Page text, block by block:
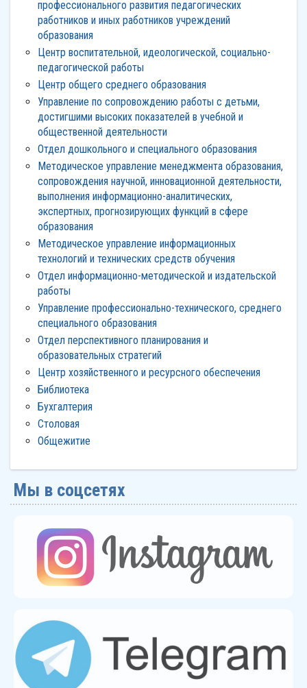
профессионального развития педагогических
работников и иных работников учреждений
образования
Центр воспитательной, идеологической, социально-
педагогической работы
Центр общего среднего образования
Управление по сопровождению работы с детьми,
достигшими высоких показателей в учебной и
общественной деятельности
Отдел дошкольного и специального образования
Методическое управление менеджмента образования,
сопровождения научной, инновационной деятельности,
выполнения информационно-аналитических,
экспертных, прогнозирующих функций в сфере
образования
Методическое управление информационных
технологий и технических средств обучения
Отдел информационно-методической и издательской
работы
Управление профессионально-технического, среднего
специального образования
Отдел перспективного планирования и
образовательных стратегий
Центр хозяйственного и ресурсного обеспечения
Библиотека
Бухгалтерия
Столовая
Общежитие
Мы в соцсетях